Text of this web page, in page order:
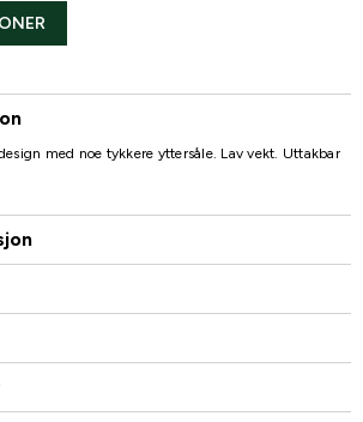
med noe tykkere yttersåle. Lav vekt. Uttakbar